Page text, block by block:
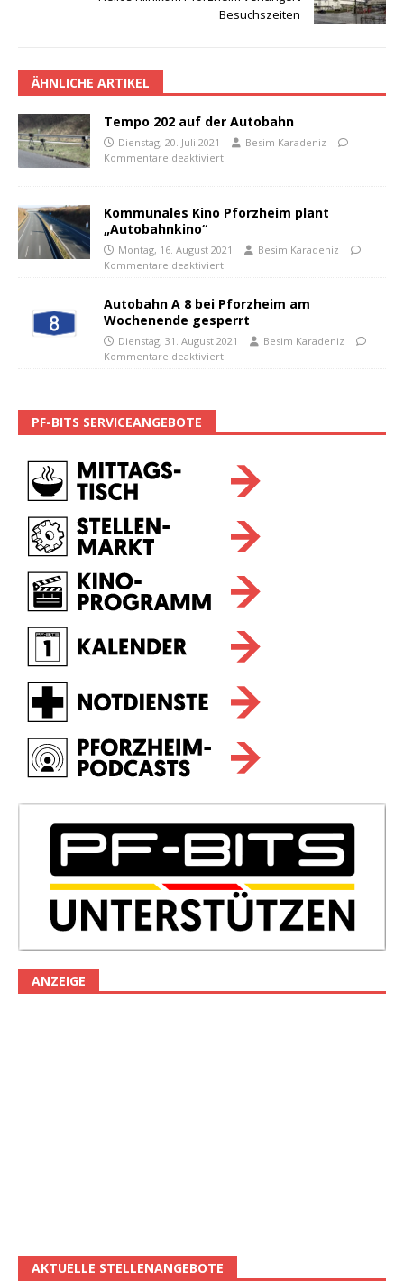
Besuchszeiten
ÄHNLICHE ARTIKEL
Tempo 202 auf der Autobahn
Dienstag, 20. Juli 2021
Besim Karadeniz
Kommentare deaktiviert
Kommunales Kino Pforzheim plant
„Autobahnkino“
Montag, 16. August 2021
Besim Karadeniz
Kommentare deaktiviert
Autobahn A 8 bei Pforzheim am
Wochenende gesperrt
Dienstag, 31. August 2021
Besim Karadeniz
Kommentare deaktiviert
PF-BITS SERVICEANGEBOTE
ANZEIGE
AKTUELLE STELLENANGEBOTE